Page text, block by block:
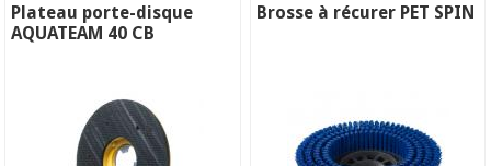
Plateau porte-disque
AQUATEAM 40 CB
Brosse à récurer PET SPIN